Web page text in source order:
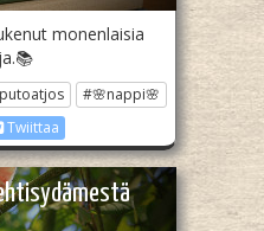
monenlaisia
#🌸nappi🌸
Twiittaa